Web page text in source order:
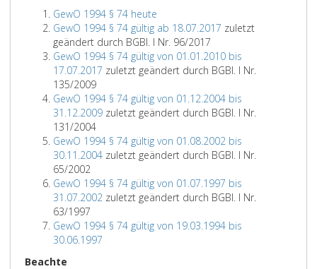
GewO 1994 § 74 heute
GewO 1994 § 74 gültig ab 18.07.2017 zuletzt
geändert durch BGBl. I Nr. 96/2017
GewO 1994 § 74 gültig von 01.01.2010 bis
17.07.2017 zuletzt geändert durch BGBl. I Nr.
135/2009
GewO 1994 § 74 gültig von 01.12.2004 bis
31.12.2009 zuletzt geändert durch BGBl. I Nr.
131/2004
GewO 1994 § 74 gültig von 01.08.2002 bis
30.11.2004 zuletzt geändert durch BGBl. I Nr.
65/2002
GewO 1994 § 74 gültig von 01.07.1997 bis
31.07.2002 zuletzt geändert durch BGBl. I Nr.
63/1997
GewO 1994 § 74 gültig von 19.03.1994 bis
30.06.1997
Beachte